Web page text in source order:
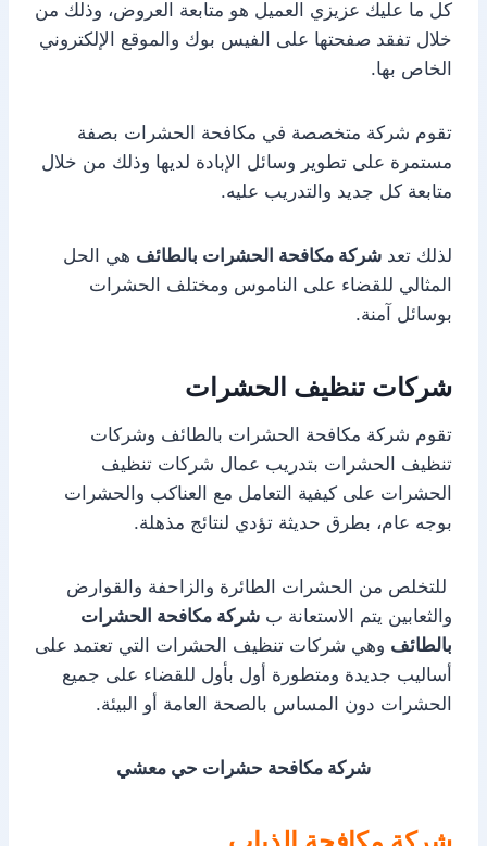
كل ما عليك عزيزي العميل هو متابعة العروض، وذلك من
خلال تفقد صفحتها على الفيس بوك والموقع الإلكتروني
الخاص بها.
تقوم شركة متخصصة في مكافحة الحشرات بصفة
مستمرة على تطوير وسائل الإبادة لديها وذلك من خلال
متابعة كل جديد والتدريب عليه.
لذلك تعد شركة مكافحة الحشرات بالطائف هي الحل
المثالي للقضاء على الناموس ومختلف الحشرات
بوسائل آمنة.
شركات تنظيف الحشرات
تقوم شركة مكافحة الحشرات بالطائف وشركات
تنظيف الحشرات بتدريب عمال شركات تنظيف
الحشرات على كيفية التعامل مع العناكب والحشرات
بوجه عام، بطرق حديثة تؤدي لنتائج مذهلة.
للتخلص من الحشرات الطائرة والزاحفة والقوارض
والثعابين يتم الاستعانة ب شركة مكافحة الحشرات
بالطائف وهي شركات تنظيف الحشرات التي تعتمد على
أساليب جديدة ومتطورة أول بأول للقضاء على جميع
الحشرات دون المساس بالصحة العامة أو البيئة.
شركة مكافحة حشرات حي معشي